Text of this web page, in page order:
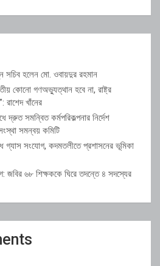
সচিব হলেন মো. ওবায়দুর রহমান
কোনো গণঅভ্যুত্থান হবে না, রাষ্ট্র
রাশেদ খাঁনের
দ্রুত সমন্বিত কর্মপরিকল্পনার নির্দেশ
সমন্বয় কমিটি
সংযোগ, কদমতলীতে প্রশাসনের ভূমিকা
জবির ৬৮ শিক্ষককে ঘিরে তদন্তে ৪ সদস্যের